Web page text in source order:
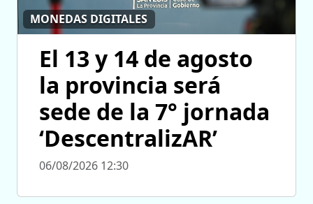
MONEDAS DIGITALES
El 13 y 14 de agosto
la provincia será
sede de la 7° jornada
‘DescentralizAR’
06/08/2026 12:30